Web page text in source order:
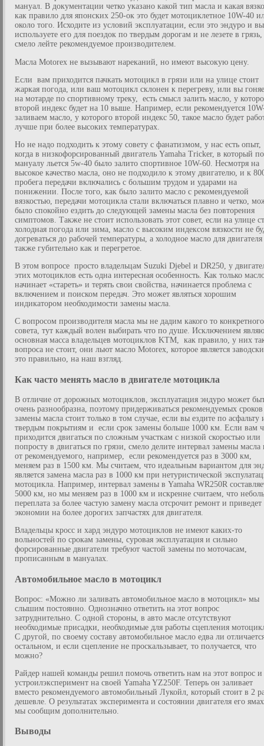
мануал. В документации четко указано какой тип масла и какая
как правило для японских 250-ок это будет мотоциклетное 10W-40
около того. Исходите из условий эксплуатации, если это эндуро и вы
используете его для поездок по твердым дорогам и не лезете в грязь,
смело лейте рекомендуемое производителем.
Масла Motorex не вызывают нареканий, но имеют высокую цену.
Если вам приходится пачкать мотоцикл в грязи или на улице стоит
жаркая погода, или ваш мотоцикл склонен к перегреву, или вы
на мотарде по спортивному треку, есть смысл залить масло, у
второй индекс будет на 10 выше. Например, если рекомендуется
заливаем масло, у которого второй индекс 50, такое масло будет
лучше при более высоких температурах.
Но не надо подходить к этому совету с фанатизмом, у нас есть опыт,
когда в низкофорсированный двигатель Yamaha Tricker, в который по
мануалу льется 5w-40 было залито спортивное 10W-60. Несмотря на
высокое качество масла, оно не подходило к этому двигателю, и к
пробега передачи включались с большим трудом и ударами на
понижении. После того, как было залито масло с рекомендуемой
вязкостью, передачи мотоцикла стали включаться плавно и четко,
было спокойно ездить до следующей замены масла без повторения
симптомов. Также не стоит использовать этот совет, если на улице
холодная погода или зима, масло с высоким индексом вязкости не
догреваться до рабочей температуры, а холодное масло для двигателя
также губительно как и перегретое.
В этом вопросе просто владельцам Suzuki Djebel и DR250, у
этих мотоциклов есть одна интересная особенность. Как только
начинает «стареть» и терять свои свойства, начинается проблема с
включением и поиском передач. Это может являться хорошим
индикатором необходимости замены масла.
С вопросом производителя масла мы не дадим какого то конкретного
совета, тут каждый волен выбирать что по душе. Исключением
основная масса владельцев мотоциклов KTM, как правило, у них
вопроса не стоит, они льют масло Motorex, которое является
это правильно, на наш взгляд.
Как часто менять масло в двигателе мотоцикла
В отличие от дорожных мотоциклов, эксплуатация эндуро может
очень разнообразна, поэтому придерживаться рекомендуемых сроков
замены масла стоит только в том случае, если вы ездите по асфальту
твердым покрытиям и если срок замены больше 1000 км. Если вам
приходится двигаться по сложным участкам с низкой скоростью или
попросту в двигаться по грязи, смело делите интервал замены масла
от рекомендуемого, например, если рекомендуется раз в 3000 км,
меняем раз в 1500 км. Мы считаем, что идеальным вариантом для
является замена масла раз в 1000 км при нетуристической
мотоцикла. Например, интервал замены в Yamaha WR250R
5000 км, но мы меняем раз в 1000 км и искренне считаем, что
переплата за более частую замену масла отсрочит ремонт и приведет
экономии на более дорогих запчастях для двигателя.
Владельцы кросс и хард эндуро мотоциклов не имеют каких-то
вольностей по срокам замены, суровая эксплуатация и сильно
форсированные двигатели требуют частой замены по моточасам,
прописанным в мануалах.
Автомобильное масло в мотоцикл
Вопрос: «Можно ли заливать автомобильное масло в мотоцикл» мы
слышим постоянно. Однозначно ответить на этот вопрос
затруднительно. С одной стороны, в авто масле отсутствуют
необходимые присадки, необходимые для работы сцепления
С другой, по своему составу автомобильное масло едва ли
остальном, и если сцепление не проскальзывает, то получается, что
можно?
Райдер нашей команды решил помочь ответить нам на этот вопрос и
устроилэксперимент на своей Yamaha YZ250F. Теперь он заливает
вместо рекомендуемого автомобильный Лукойл, который стоит в 2
дешевле. О результатах эксперимента и состоянии двигателя его
мы сообщим дополнительно.
Выводы